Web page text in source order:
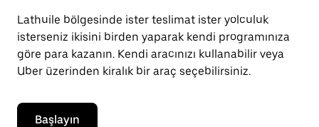
Lathuile bölgesinde ister teslimat ister yolculuk
isterseniz ikisini birden yaparak kendi programınıza
göre para kazanın. Kendi aracınızı kullanabilir veya
Uber üzerinden kiralık bir araç seçebilirsiniz.
Başlayın